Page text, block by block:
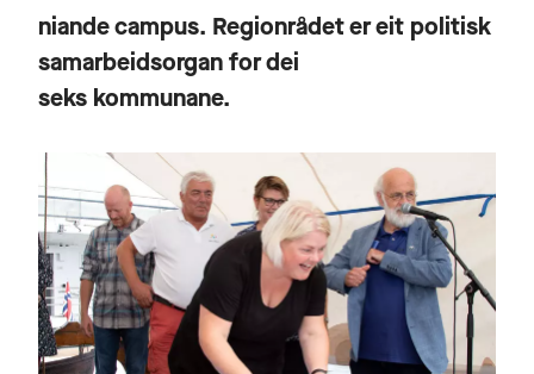
niande campus. Regionrådet er eit politisk
samarbeidsorgan for dei
seks kommunane.